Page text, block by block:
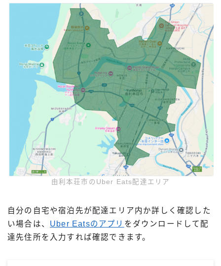
由利本荘市のUber Eats配達エリア
自分の自宅や宿泊先が配達エリア内か詳しく確認した
い場合は、 Uber Eatsのアプリ をダウンロードして配
達先住所を入力すれば確認できます。